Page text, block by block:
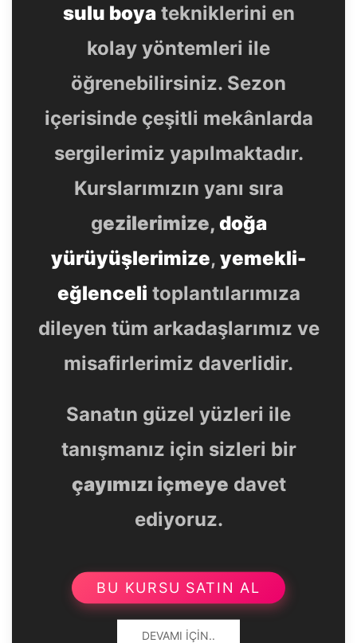
sulu boyatekniklerini en
kolay yöntemleri ile
öğrenebilirsiniz. Sezon
içerisinde çeşitli mekânlarda
sergilerimiz yapılmaktadır.
Kurslarımızın yanı sıra
gezilerimize, doğa
yürüyüşlerimize, yemekli-
eğlenceli toplantılarımıza
dileyen tüm arkadaşlarımız ve
misafirlerimiz daverlidir.
Sanatın güzel yüzleri ile
tanışmanız için sizleri bir
çayımızı içmeye davet
ediyoruz.
BU KURSU SATIN AL
DEVAMI İÇIN..